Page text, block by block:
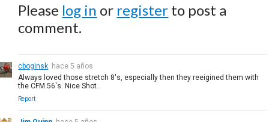
Please log in or register to post a
comment.
cboginsk hace 5 años
Always loved those stretch 8's, especially then they reeigined them with
the CFM 56's. Nice Shot.
Report